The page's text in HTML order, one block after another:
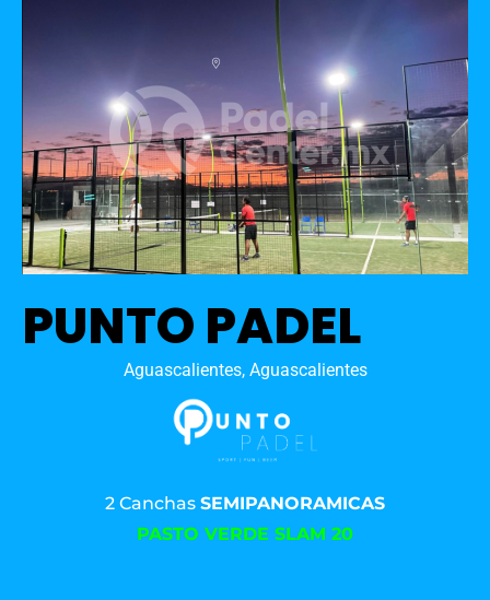
PUNTO PADEL
Aguascalientes, Aguascalientes
2 Canchas SEMIPANORAMICAS
PASTO VERDE SLAM 20